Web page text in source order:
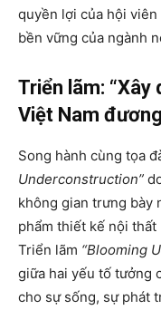
quyền lợi của hội
bền vững của ngành
Triển lãm:
Việt Nam
Song hành cùng tọa
Underconstruction”
không gian trưng bày
phẩm thiết kế nội thất
Triển lãm “Blooming
giữa hai yếu tố tưởng
cho sự sống, sự phát